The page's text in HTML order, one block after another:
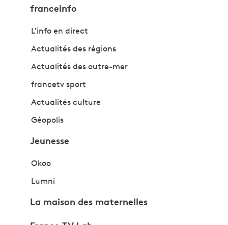
franceinfo
L'info en direct
Actualités des régions
Actualités des outre-mer
francetv sport
Actualités culture
Géopolis
Jeunesse
Okoo
Lumni
La maison des maternelles